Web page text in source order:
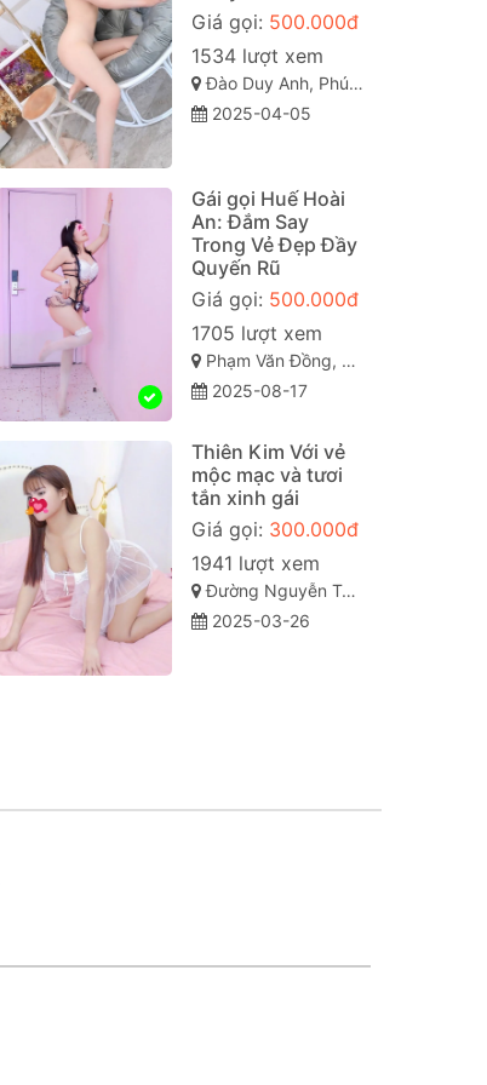
Giá gọi: 500.000đ
1534 lượt xem
Đào Duy Anh, Phú Trinh, Phan Thiết, Bình Thuận
2025-04-05
Gái gọi Huế Hoài
An: Đắm Say
Trong Vẻ Đẹp Đầy
Quyến Rũ
Giá gọi: 500.000đ
1705 lượt xem
Phạm Văn Đồng, Vỹ Dạ, Huế, Thừa Thiên Huế
2025-08-17
Thiên Kim Với vẻ
mộc mạc và tươi
tắn xinh gái
Giá gọi: 300.000đ
1941 lượt xem
Đường Nguyễn Tất Thành, Thanh Khê, Hải Châu, Đà Nẵng
2025-03-26